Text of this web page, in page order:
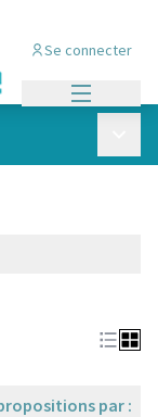
Se connecter
par :